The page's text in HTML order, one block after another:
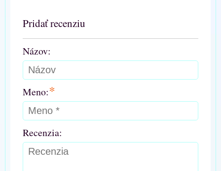
Pridať recenziu
Názov:
Meno:*
Recenzia: